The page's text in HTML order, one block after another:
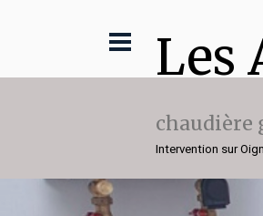
Les
chaudière
Intervention sur